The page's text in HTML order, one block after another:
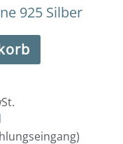
925 Silber